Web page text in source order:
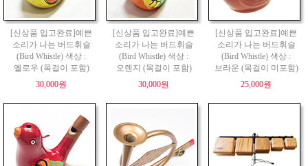
[신상품 입고완료]예쁜
소리가 나는 버드휘슬
(Bird Whistle) 색상 :
옐로우 (목걸이 포함)
30,000원
[신상품 입고완료]예쁜
소리가 나는 버드휘슬
(Bird Whistle) 색상 :
오렌지 (목걸이 포함)
30,000원
[신상품 입고완료]예쁜
소리가 나는 버드휘슬
(Bird Whistle) 색상 :
브라운 (목걸이 미포함)
25,000원